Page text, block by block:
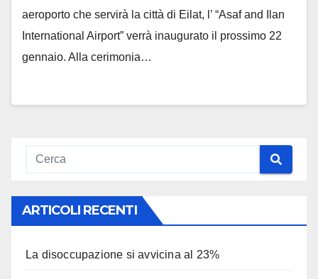
aeroporto che servirà la città di Eilat, l’ “Asaf and Ilan
International Airport” verrà inaugurato il prossimo 22
gennaio. Alla cerimonia…
ARTICOLI RECENTI
La disoccupazione si avvicina al 23%